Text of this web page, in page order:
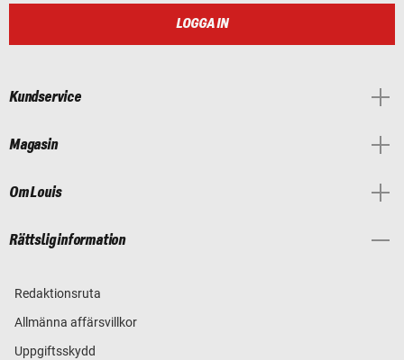
LOGGA IN
Kundservice
Magasin
Om Louis
Rättslig information
Redaktionsruta
Allmänna affärsvillkor
Uppgiftsskydd